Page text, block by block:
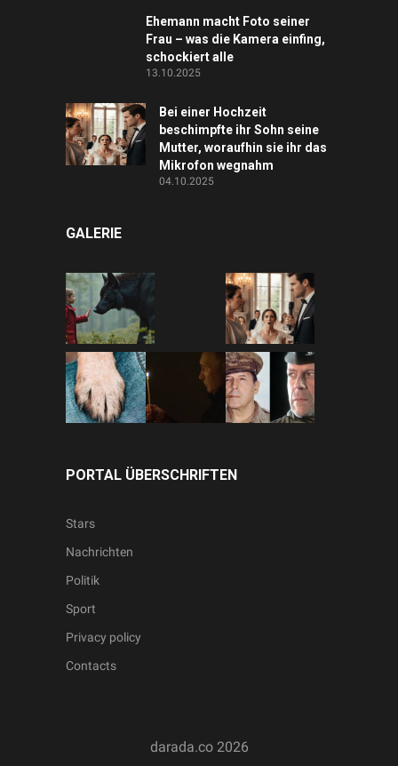
Ehemann macht Foto seiner
Frau – was die Kamera einfing,
schockiert alle
13.10.2025
Bei einer Hochzeit
beschimpfte ihr Sohn seine
Mutter, woraufhin sie ihr das
Mikrofon wegnahm
04.10.2025
GALERIE
PORTAL ÜBERSCHRIFTEN
Stars
Nachrichten
Politik
Sport
Privacy policy
Contacts
darada.co 2026